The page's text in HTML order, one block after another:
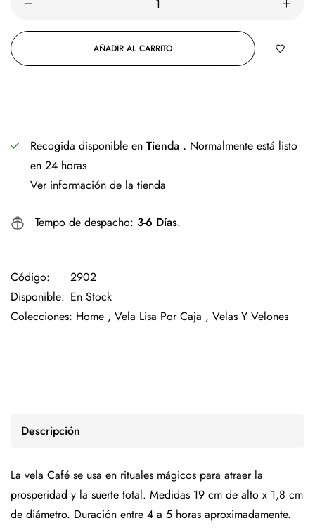
AÑADIR AL CARRITO
Recogida disponible enTienda . Normalmente está listo
en 24 horas
Ver información de la tienda
Tempo de despacho: 3-6 Días.
Código:
2902
Disponible: En Stock
Colecciones: Home , Vela Lisa Por Caja , Velas Y Velones
Descripción
La vela Café se usa en rituales mágicos para atraer la
prosperidad y la suerte total. Medidas 19 cm de alto x 1,8 cm
de diámetro. Duración entre 4 a 5 horas aproximadamente.